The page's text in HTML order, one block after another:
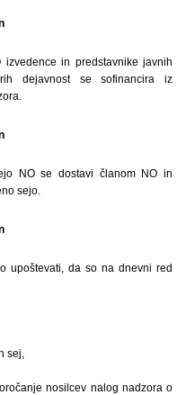
in predstavnike javnih
dejavnost se sofinancira iz
NO se dostavi članom NO in
sejo.
upoštevati, da so na dnevni red
sej,
nosilcev nalog nadzora o